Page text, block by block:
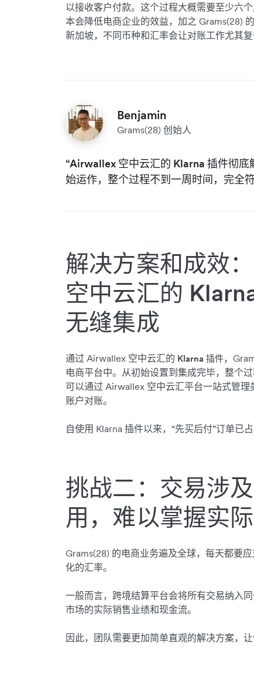
以接收客户付款。这个过程大概需要至少六
本会降低电商企业的效益，加之 Grams(28)
新加坡，不同币种和汇率会让对账工作尤其复
Benjamin
Grams(28) 创始人
“Airwallex 空中云汇的 Klarna 插件彻
始运作，整个过程不到一周时间，完全
解决方案和成效
空中云汇的
无缝集成
通过 Airwallex 空中云汇的 Klarna 插件，
电商平台中。从初始设置到集成完毕，整个
可以通过 Airwallex 空中云汇平台一站式管
账户对账。
自使用 Klarna 插件以来，“先买后付”订单已
挑战二：交易涉
用，难以掌握实
Grams(28) 的电商业务遍及全球，每天都要
化的汇率。
一般而言，跨境结算平台会将所有交易纳入
市场的实际销售业绩和现金流。
因此，团队需要更加简单直观的解决方案，